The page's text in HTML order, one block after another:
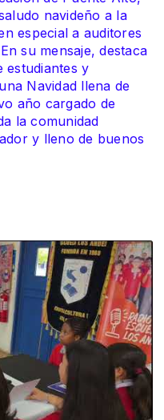
navideño a la
especial a auditores
su mensaje, destaca
estudiantes y
Navidad llena de
año cargado de
la comunidad
y lleno de buenos